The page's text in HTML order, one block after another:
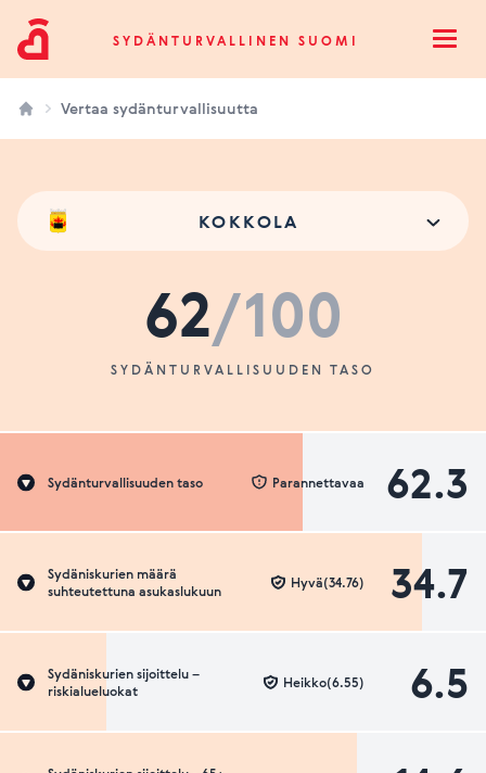
Sydänturvallinen SuomiSYDÄNTURVALLINEN SUOMI
Vertaa sydänturvallisuutta
KOKKOLA
62/100
SYDÄNTURVALLISUUDEN TASO
Sydänturvallisuuden taso 62.3
Parannettavaa
Sydäniskurien määrä
suhteutettuna asukaslukuun
34.7
Hyvä(34.76)
Sydäniskurien sijoittelu –
riskialueluokat
6.5
Heikko(6.55)